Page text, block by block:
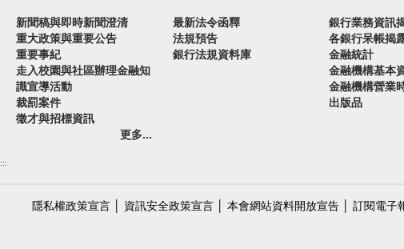
新聞稿與即時新聞澄清
重大政策與重要公告
重要事紀
走入校園與社區辦理金融知
識宣導活動
裁罰案件
徵才與招標資訊
更多...
最新法令函釋
法規預告
銀行法規資料庫
銀行業務資訊
各銀行呆帳揭
金融統計
金融機構基本
金融機構營業
出版品
:::
隱私權政策宣言 資訊安全政策宣言 本會網站資料開放宣告 訂閱電子